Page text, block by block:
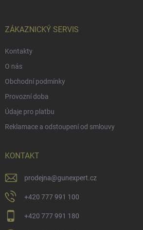
ZÁKAZNICKÝ SERVIS
Kontakty
O nás
Obchodní podmínky
Provozní doba
Údaje pro platbu
Reklamace a odstoupení od smlouvy
KONTAKT
prodejna@gunexpert.cz
+420 777 991 100
+420 777 991 180